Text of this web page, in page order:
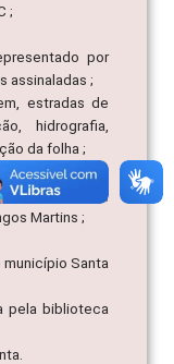
;
por
assinaladas ;
estradas de
hidrografia,
da folha ;
Y-C-VI-3, SE-
Leopoldina,
Martins ;
Santa
pela biblioteca